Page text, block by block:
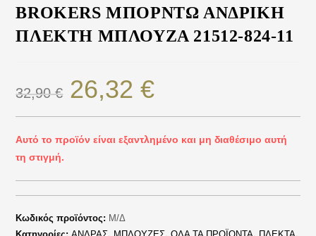
BROKERS ΜΠΟΡΝΤΩ ΑΝΔΡΙΚΗ
ΠΛΕΚΤΗ ΜΠΛΟΥΖΑ 21512-824-11
32,90€ 26,32€
Αυτό το προϊόν είναι εξαντλημένο και μη διαθέσιμο αυτή
τη στιγμή.
Κωδικός προϊόντος: Μ/Δ